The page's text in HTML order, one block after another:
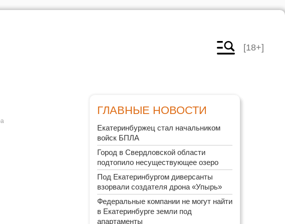
[18+]
ГЛАВНЫЕ НОВОСТИ
Екатеринбуржец стал начальником
войск БПЛА
Город в Свердловской области
подтопило несуществующее озеро
Под Екатеринбургом диверсанты
взорвали создателя дрона «Упырь»
Федеральные компании не могут найти
в Екатеринбурге земли под
апартаменты